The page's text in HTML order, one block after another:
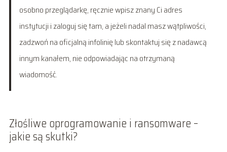
osobno przeglądarkę, ręcznie wpisz znany Ci adres
instytucji i zaloguj się tam, a jeżeli nadal masz wątpliwości,
zadzwoń na oficjalną infolinię lub skontaktuj się z nadawcą
innym kanałem, nie odpowiadając na otrzymaną
wiadomość.
Złośliwe oprogramowanie i ransomware –
jakie są skutki?